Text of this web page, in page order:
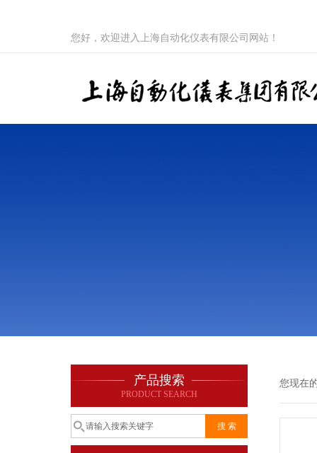
您好，欢迎进入上海自动化仪表有限公司网站！
产品搜索
PRODUCT SEARCH
您现在